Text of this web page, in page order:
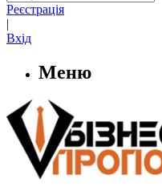
Реєстрація
|
Вхід
Меню